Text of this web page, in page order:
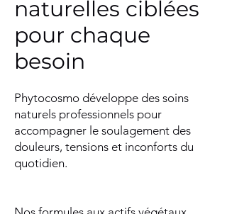
naturelles ciblées
pour chaque
besoin
Phytocosmo développe des soins
naturels professionnels pour
accompagner le soulagement des
douleurs, tensions et inconforts du
quotidien.